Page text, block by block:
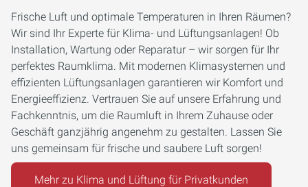
Frische Luft und optimale Temperaturen in Ihren Räumen?
Wir sind Ihr Experte für Klima- und Lüftungsanlagen! Ob
Installation, Wartung oder Reparatur – wir sorgen für Ihr
perfektes Raumklima. Mit modernen Klimasystemen und
effizienten Lüftungsanlagen garantieren wir Komfort und
Energieeffizienz. Vertrauen Sie auf unsere Erfahrung und
Fachkenntnis, um die Raumluft in Ihrem Zuhause oder
Geschäft ganzjährig angenehm zu gestalten. Lassen Sie
uns gemeinsam für frische und saubere Luft sorgen!
Mehr zu Klima und Lüftung für Privatkunden